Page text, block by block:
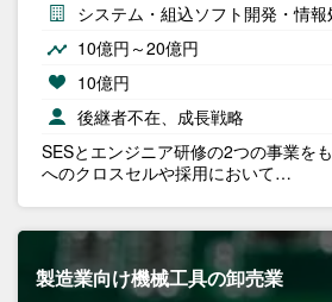
システム・組込ソフト開発・情報
10億円～20億円
10億円
後継者不在、成長戦略
SESとエンジニア研修の2つの事業を
へのクロスセルや採用において…
製造業向け機械工具の卸売業